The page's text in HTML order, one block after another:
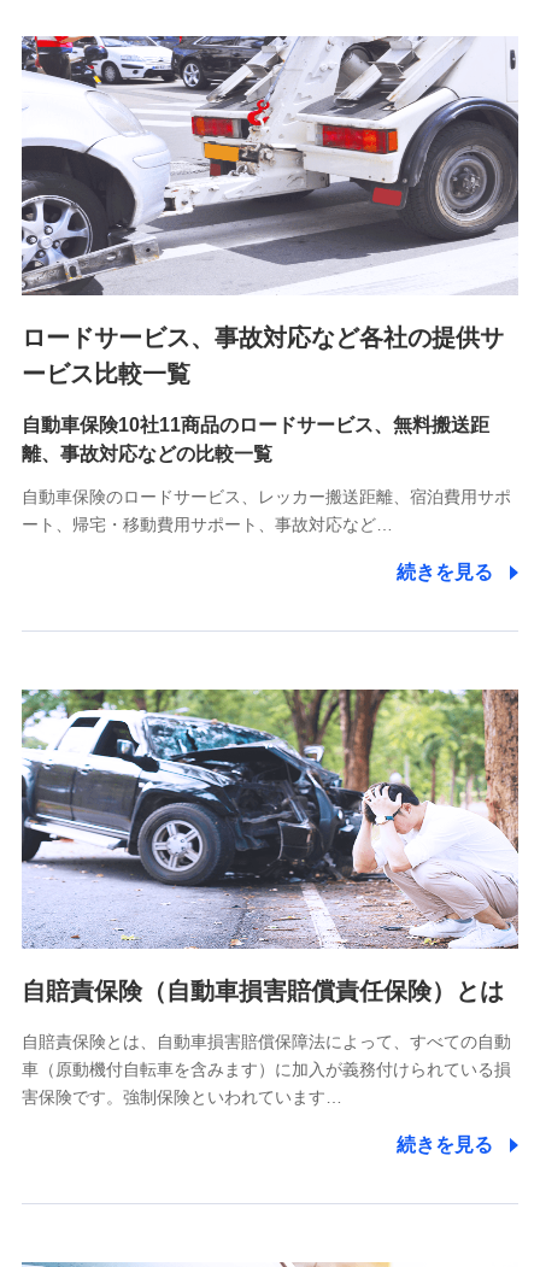
7.社員（従業者）の個人情報
人事･勤怠･健康・労務等の管理、給与支給、福利厚生・採用
退職関連処理等の各種手続きのため、当社と従業員または従
業員同士の連絡のため
8.取引先個人情報
取引先としての選定業務、営業情報の提供業務、契約締結手
続き業務、取引管理業務、およびこれらに準ずる業務の遂行
のため
9.お問い合わせ情報
各種お問い合わせに対応するため
10.受託業務の 個人情報
受託業務の遂行およびこれらに準ずる業務の遂行のため
11.マイカー通勤管理クラウド並びに法人向けASPサー
をお送りするため
分析するため
当社の対応品質向上やお問い合わせ内容の正確な把握のため
個人情報保護管理者の職名、連絡先
株式会社ドコモ・インシュアランス 営業部長
〒103-0013 東京都中央区日本橋人形町2-14-10 アーバン
ネット日本橋ビル 3F
株式会社ドコモ・インシュアランス
個人情報の第三者提供について
除き、第三者に提供いたしません。
業務の委託
当社は利用目的の達成に必要な範囲内において個人情報の取
ロードサービス、事故対応など各社の提供サ
ービス比較一覧
自動車保険10社11商品のロードサービス、無料搬送距
離、事故対応などの比較一覧
自動車保険のロードサービス、レッカー搬送距離、宿泊費用サポ
ート、帰宅・移動費用サポート、事故対応など…
続きを見る
自賠責保険（自動車損害賠償責任保険）とは
自賠責保険とは、自動車損害賠償保障法によって、すべての自動
車（原動機付自転車を含みます）に加入が義務付けられている損
害保険です。強制保険といわれています…
続きを見る